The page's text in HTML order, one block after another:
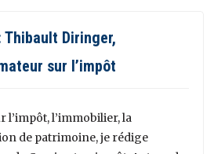
Thibault Diringer,
sur l’impôt
l’impôt, l’immobilier, la
de patrimoine, je rédige